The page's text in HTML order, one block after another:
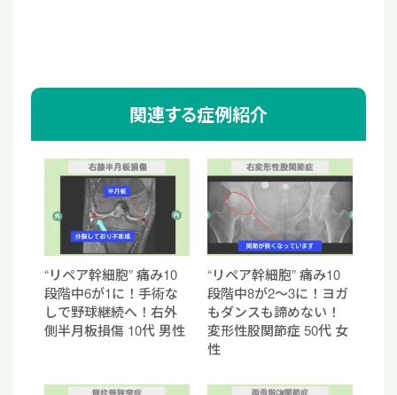
関連する症例紹介
“リペア幹細胞” 痛み10
段階中6が1に！手術な
しで野球継続へ！右外
側半月板損傷 10代 男性
“リペア幹細胞” 痛み10
段階中8が2〜3に！ヨガ
もダンスも諦めない！
変形性股関節症 50代 女
性